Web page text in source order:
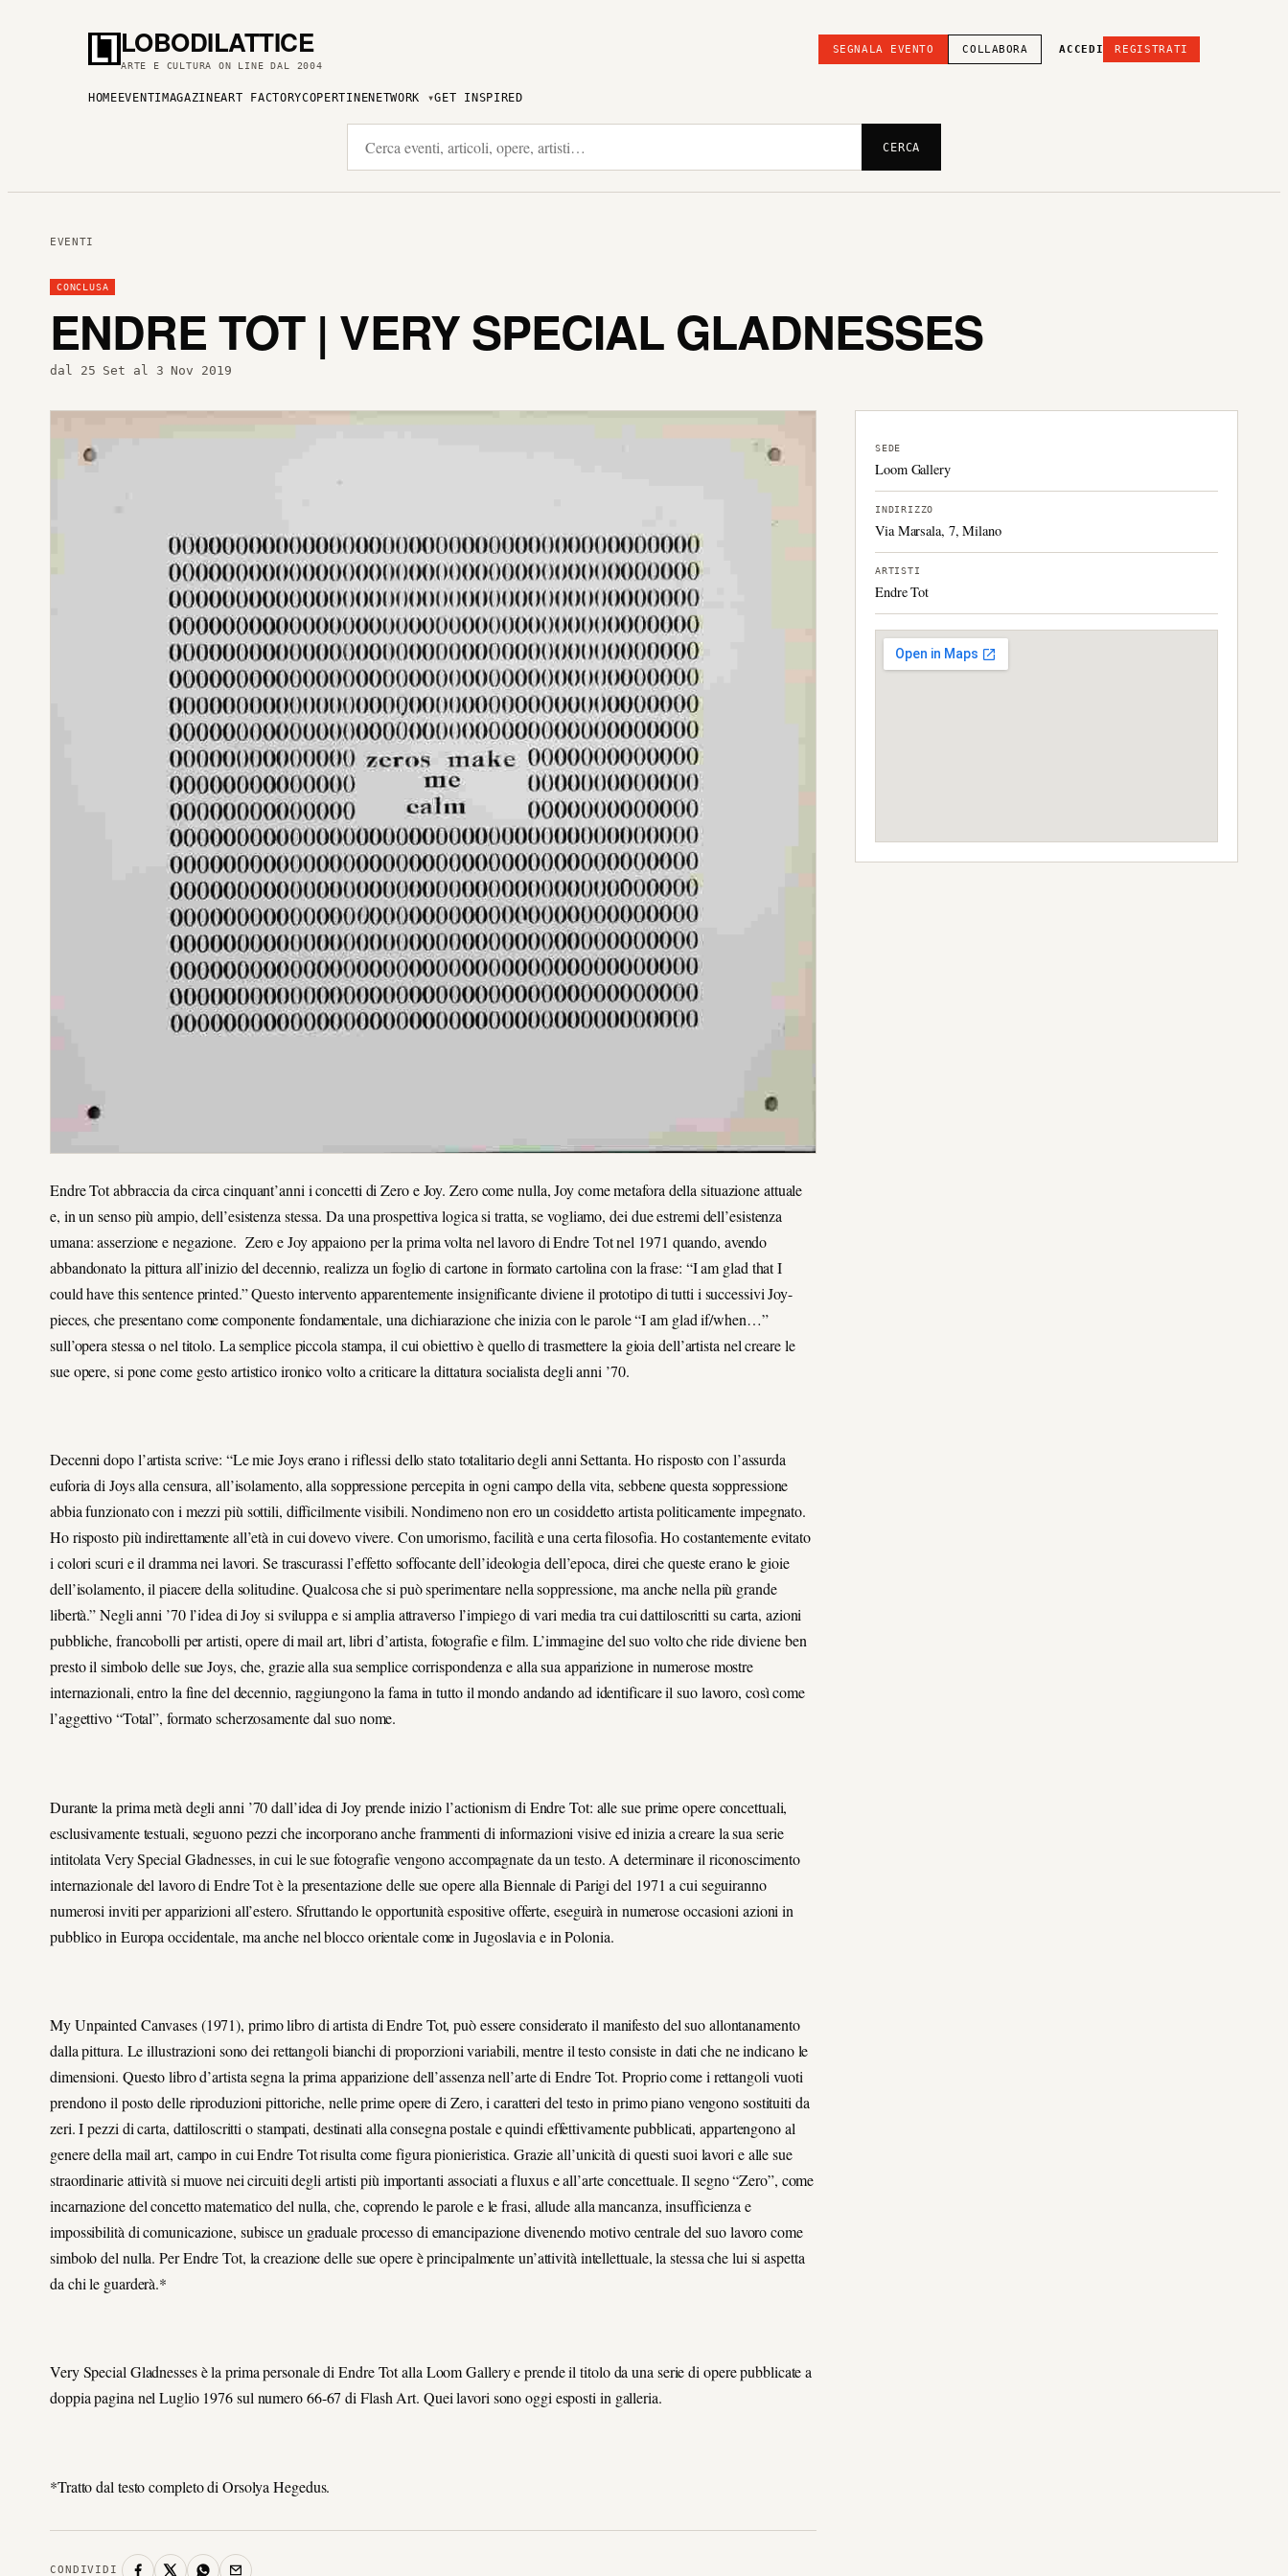
LOBODILATTICE
ARTE E CULTURA ON LINE DAL 2004
SEGNALA EVENTO COLLABORA ACCEDI REGISTRATI
HOME EVENTI MAGAZINEART FACTORYCOPERTINENETWORK GET INSPIRED
CERCA
EVENTI
CONCLUSA
ENDRE TOT | VERY SPECIAL GLADNESSES
dal 25 Set al 3 Nov 2019
Endre Tot abbraccia da circa cinquant’anni i concetti di Zero e Joy. Zero come nulla, Joy come metafora della situazione attuale
e, in un senso più ampio, dell’esistenza stessa. Da una prospettiva logica si tratta, se vogliamo, dei due estremi dell’esistenza
umana: asserzione e negazione. Zero e Joy appaiono per la prima volta nel lavoro di Endre Tot nel 1971 quando, avendo
abbandonato la pittura all’inizio del decennio, realizza un foglio di cartone in formato cartolina con la frase: “I am glad that I
could have this sentence printed.” Questo intervento apparentemente insignificante diviene il prototipo di tutti i successivi Joy-
pieces, che presentano come componente fondamentale, una dichiarazione che inizia con le parole “I am glad if/when…”
sull’opera stessa o nel titolo. La semplice piccola stampa, il cui obiettivo è quello di trasmettere la gioia dell’artista nel creare le
sue opere, si pone come gesto artistico ironico volto a criticare la dittatura socialista degli anni ’70.
Decenni dopo l’artista scrive: “Le mie Joys erano i riflessi dello stato totalitario degli anni Settanta. Ho risposto con l’assurda
euforia di Joys alla censura, all’isolamento, alla soppressione percepita in ogni campo della vita, sebbene questa soppressione
abbia funzionato con i mezzi più sottili, difficilmente visibili. Nondimeno non ero un cosiddetto artista politicamente impegnato.
Ho risposto più indirettamente all’età in cui dovevo vivere. Con umorismo, facilità e una certa filosofia. Ho costantemente evitato
i colori scuri e il dramma nei lavori. Se trascurassi l’effetto soffocante dell’ideologia dell’epoca, direi che queste erano le gioie
dell’isolamento, il piacere della solitudine. Qualcosa che si può sperimentare nella soppressione, ma anche nella più grande
libertà.” Negli anni ’70 l’idea di Joy si sviluppa e si amplia attraverso l’impiego di vari media tra cui dattiloscritti su carta, azioni
pubbliche, francobolli per artisti, opere di mail art, libri d’artista, fotografie e film. L’immagine del suo volto che ride diviene ben
presto il simbolo delle sue Joys, che, grazie alla sua semplice corrispondenza e alla sua apparizione in numerose mostre
internazionali, entro la fine del decennio, raggiungono la fama in tutto il mondo andando ad identificare il suo lavoro, così come
l’aggettivo “Total”, formato scherzosamente dal suo nome.
Durante la prima metà degli anni ’70 dall’idea di Joy prende inizio l’actionism di Endre Tot: alle sue prime opere concettuali,
esclusivamente testuali, seguono pezzi che incorporano anche frammenti di informazioni visive ed inizia a creare la sua serie
intitolata Very Special Gladnesses, in cui le sue fotografie vengono accompagnate da un testo. A determinare il riconoscimento
internazionale del lavoro di Endre Tot è la presentazione delle sue opere alla Biennale di Parigi del 1971 a cui seguiranno
numerosi inviti per apparizioni all’estero. Sfruttando le opportunità espositive offerte, eseguirà in numerose occasioni azioni in
pubblico in Europa occidentale, ma anche nel blocco orientale come in Jugoslavia e in Polonia.
My Unpainted Canvases (1971), primo libro di artista di Endre Tot, può essere considerato il manifesto del suo allontanamento
dalla pittura. Le illustrazioni sono dei rettangoli bianchi di proporzioni variabili, mentre il testo consiste in dati che ne indicano le
dimensioni. Questo libro d’artista segna la prima apparizione dell’assenza nell’arte di Endre Tot. Proprio come i rettangoli vuoti
prendono il posto delle riproduzioni pittoriche, nelle prime opere di Zero, i caratteri del testo in primo piano vengono sostituiti da
zeri. I pezzi di carta, dattiloscritti o stampati, destinati alla consegna postale e quindi effettivamente pubblicati, appartengono al
genere della mail art, campo in cui Endre Tot risulta come figura pionieristica. Grazie all’unicità di questi suoi lavori e alle sue
straordinarie attività si muove nei circuiti degli artisti più importanti associati a fluxus e all’arte concettuale. Il segno “Zero”, come
incarnazione del concetto matematico del nulla, che, coprendo le parole e le frasi, allude alla mancanza, insufficienza e
impossibilità di comunicazione, subisce un graduale processo di emancipazione divenendo motivo centrale del suo lavoro come
simbolo del nulla. Per Endre Tot, la creazione delle sue opere è principalmente un’attività intellettuale, la stessa che lui si aspetta
da chi le guarderà.*
Very Special Gladnesses è la prima personale di Endre Tot alla Loom Gallery e prende il titolo da una serie di opere pubblicate a
doppia pagina nel Luglio 1976 sul numero 66-67 di Flash Art. Quei lavori sono oggi esposti in galleria.
*Tratto dal testo completo di Orsolya Hegedus.
CONDIVIDI
SEDE
Loom Gallery
INDIRIZZO
Via Marsala, 7, Milano
ARTISTI
Endre Tot